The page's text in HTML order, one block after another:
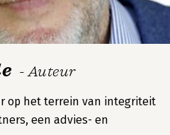
- Auteur
op het terrein van integriteit
een advies- en